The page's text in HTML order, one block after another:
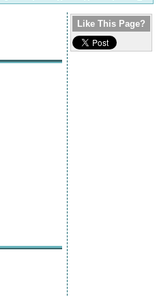
Like This Page?